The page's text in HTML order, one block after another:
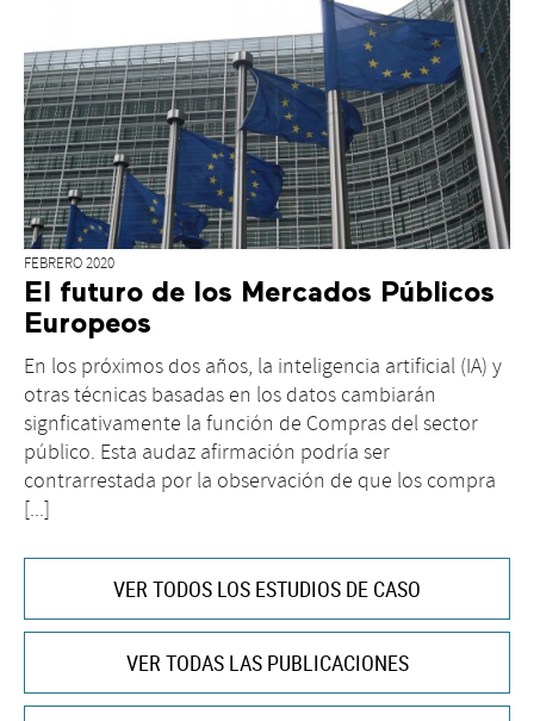
FEBRERO 2020
El futuro de los Mercados Públicos
Europeos
En los próximos dos años, la inteligencia artificial (IA) y
otras técnicas basadas en los datos cambiarán
signficativamente la función de Compras del sector
público. Esta audaz afirmación podría ser
contrarrestada por la observación de que los compra
[...]
VER TODOS LOS ESTUDIOS DE CASO
VER TODAS LAS PUBLICACIONES